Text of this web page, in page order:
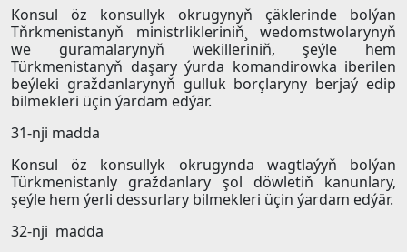
Konsul öz konsullyk okrugynyň çäklerinde bolýan
Tňrkmenistanyň ministrlikleriniň¸ wedomstwolarynyň
we guramalarynyň wekilleriniň, şeýle hem
Türkmenistanyň daşary ýurda komandirowka iberilen
beýleki graždanlarynyň gulluk borçlaryny berjaý edip
bilmekleri üçin ýardam edýär.
31-nji madda
Konsul öz konsullyk okrugynda wagtlaýyň bolýan
Türkmenistanly graždanlary şol döwletiň kanunlary,
şeýle hem ýerli dessurlary bilmekleri üçin ýardam edýär.
32-nji madda